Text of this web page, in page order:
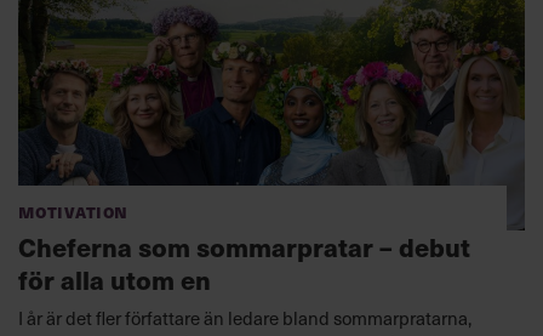
Motivation
Cheferna som sommarpratar – debut
för alla utom en
I år är det fler författare än ledare bland sommarpratarna,